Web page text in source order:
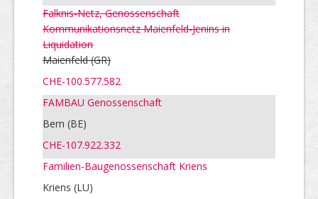
Falknis-Netz, Genossenschaft
Kommunikationsnetz Maienfeld-Jenins in
Liquidation
Maienfeld(GR)
CHE-100.577.582
FAMBAU Genossenschaft
Bern (BE)
CHE-107.922.332
Familien-Baugenossenschaft Kriens
Kriens (LU)